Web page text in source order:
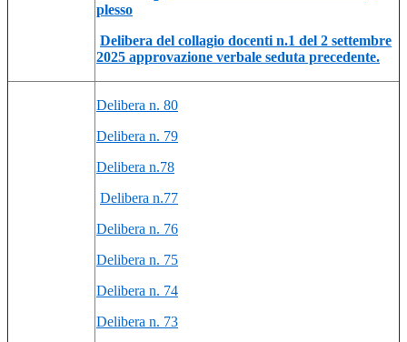
plesso
Delibera del collagio docenti n.1 del 2 settembre
2025 approvazione verbale seduta precedente.
Delibera n. 80
Delibera n. 79
Delibera n.78
Delibera n.77
Delibera n. 76
Delibera n. 75
Delibera n. 74
Delibera n. 73